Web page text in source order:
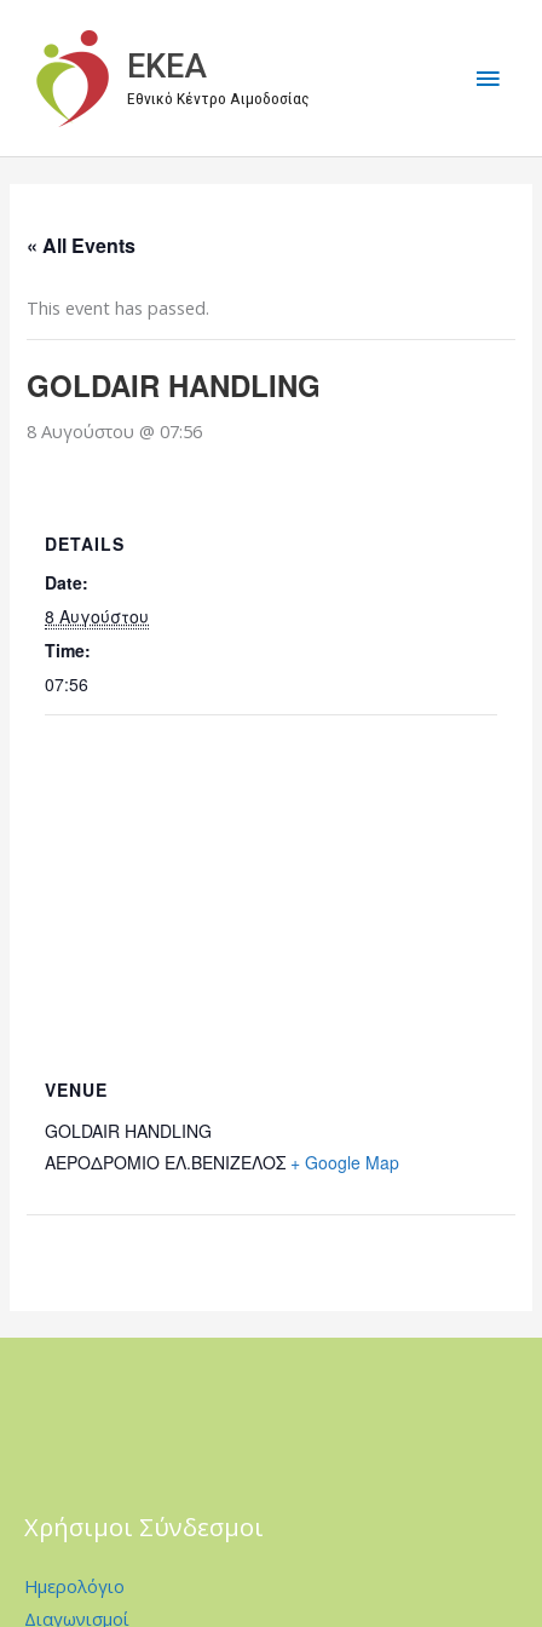
περιεχόμενο
EKEA
Εθνικό Κέντρο Αιμοδοσίας
« All Events
This event has passed.
GOLDAIR HANDLING
8 Αυγούστου @ 07:56
DETAILS
Date:
8 Αυγούστου
Time:
07:56
VENUE
GOLDAIR HANDLING
ΑΕΡΟΔΡΟΜΙΟ ΕΛ.ΒΕΝΙΖΕΛΟΣ + Google Map
Χρήσιμοι Σύνδεσμοι
Ημερολόγιο
Διαγωνισμοί